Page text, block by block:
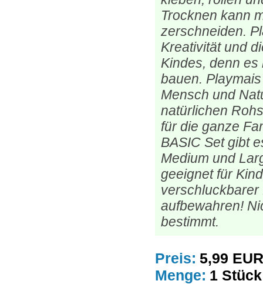
Trocknen kann
zerschneiden.
Kreativität und
Kindes, denn
bauen.
Mensch und
natürlichen
für die ganze
BASIC Set gibt
Medium und
geeignet für
verschluckbarer
aufbewahren!
bestimmt.
Preis: 5,99
Menge: 1 Stück